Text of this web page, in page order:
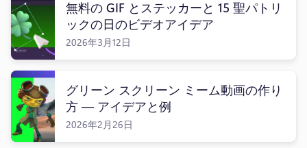
無料の GIF とステッカーと 15 聖パトリ
ックの日のビデオアイデア
2026年3月12日
グリーン スクリーン ミーム動画の作り
方 — アイデアと例
2026年2月26日